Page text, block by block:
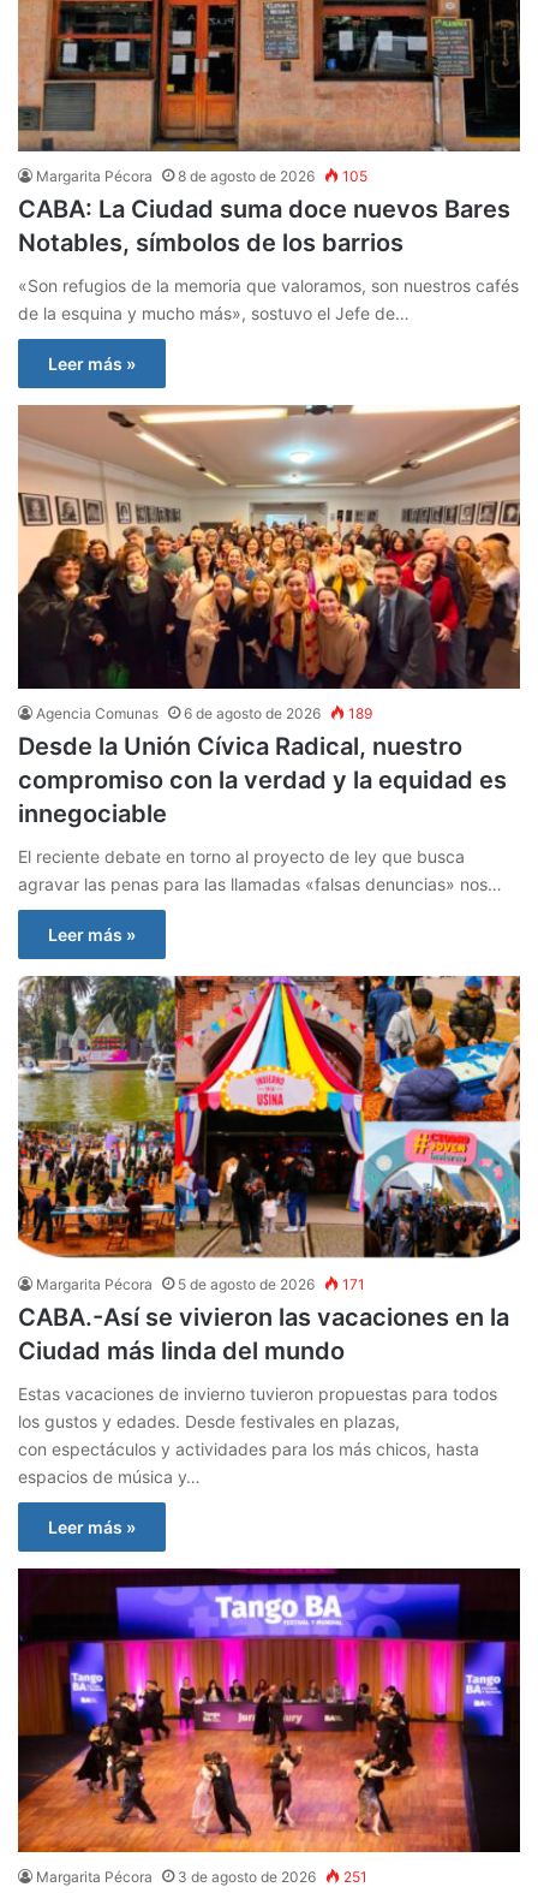
Margarita Pécora 8 de agosto de 2026 105
CABA: La Ciudad suma doce nuevos Bares
Notables, símbolos de los barrios
«Son refugios de la memoria que valoramos, son nuestros cafés
de la esquina y mucho más», sostuvo el Jefe de…
Leer más »
Agencia Comunas 6 de agosto de 2026 189
Desde la Unión Cívica Radical, nuestro
compromiso con la verdad y la equidad es
innegociable
El reciente debate en torno al proyecto de ley que busca
agravar las penas para las llamadas «falsas denuncias» nos…
Leer más »
Margarita Pécora 5 de agosto de 2026 171
CABA.-Así se vivieron las vacaciones en la
Ciudad más linda del mundo
Estas vacaciones de invierno tuvieron propuestas para todos
los gustos y edades. Desde festivales en plazas,
con espectáculos y actividades para los más chicos, hasta
espacios de música y…
Leer más »
Margarita Pécora 3 de agosto de 2026 251